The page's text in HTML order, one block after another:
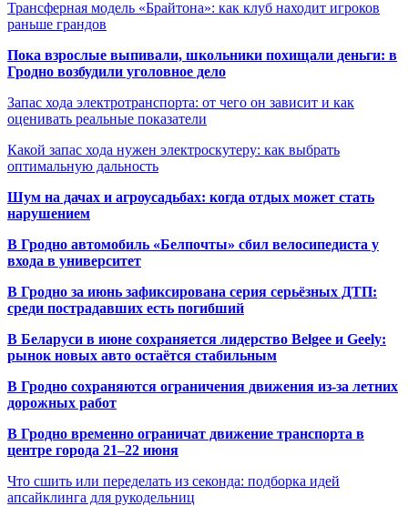
Трансферная модель «Брайтона»: как клуб находит игроков
раньше грандов
Пока взрослые выпивали, школьники похищали деньги: в
Гродно возбудили уголовное дело
Запас хода электротранспорта: от чего он зависит и как
оценивать реальные показатели
Какой запас хода нужен электроскутеру: как выбрать
оптимальную дальность
Шум на дачах и агроусадьбах: когда отдых может стать
нарушением
В Гродно автомобиль «Белпочты» сбил велосипедиста у
входа в университет
В Гродно за июнь зафиксирована серия серьёзных ДТП:
среди пострадавших есть погибший
В Беларуси в июне сохраняется лидерство Belgee и Geely:
рынок новых авто остаётся стабильным
В Гродно сохраняются ограничения движения из-за летних
дорожных работ
В Гродно временно ограничат движение транспорта в
центре города 21–22 июня
Что сшить или переделать из секонда: подборка идей
апсайклинга для рукодельниц